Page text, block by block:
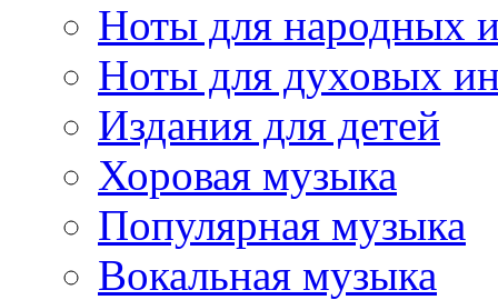
Ноты для народных
Ноты для духовых
Издания для детей
Хоровая музыка
Популярная музыка
Вокальная музыка